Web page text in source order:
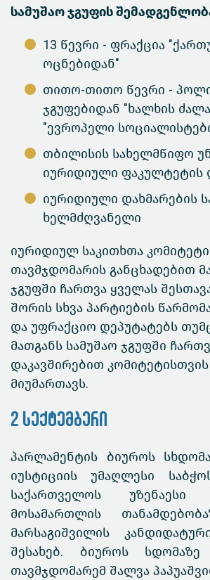
სამუშაო ჯგუფის
13 წევრი - ფრაქცია
ოცნებიდან"
თითო-თითო წევრი -
ჯგუფებიდან "ხალხის
"ევროპელი
თბილისის სახელმწიფო
იურიდიული ფაკულტეტის
იურიდიული დახმარების
ხელმძღვანელი
იურიდიულ საკითხთა
თავმჯდომარის განცხადებით
ჯგუფში ჩართვა ყველას
შორის სხვა პარტიების
და უფრაქციო დეპუტატებს
მათგანს სამუშაო ჯგუფში
დაკავშირებით
მიუმართავს.
2 სექტემბერი
პარლამენტის ბიუროს
იუსტიციის უმაღლესი
საქართველოს უზენაესი
მოსამართლის
მარსაგიშვილის
შესახებ. ბიუროს სდომაზე
თავმჯდომარემ შალვა